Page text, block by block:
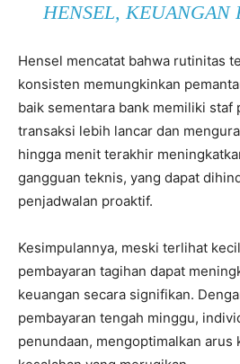
HENSEL, KEUANGAN
Hensel mencatat bahwa rutinitas
konsisten memungkinkan
baik sementara bank memiliki staf
transaksi lebih lancar dan
hingga menit terakhir
gangguan teknis, yang dapat
penjadwalan proaktif.
Kesimpulannya, meski terlihat
pembayaran tagihan dapat
keuangan secara signifikan.
pembayaran tengah minggu,
penundaan, mengoptimalkan arus